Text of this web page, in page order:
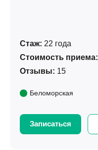
Стаж: 22 года
Стоимость приема:
Отзывы: 15
Беломорская
Записаться